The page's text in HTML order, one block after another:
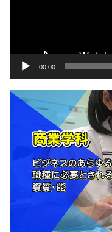
00:00